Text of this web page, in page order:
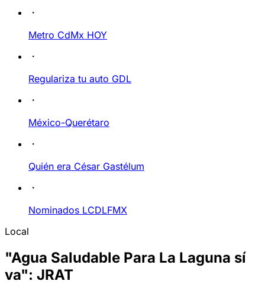
Metro CdMx HOY
Regulariza tu auto GDL
México-Querétaro
Quién era César Gastélum
Nominados LCDLFMX
Local
"Agua Saludable Para La Laguna sí
va": JRAT